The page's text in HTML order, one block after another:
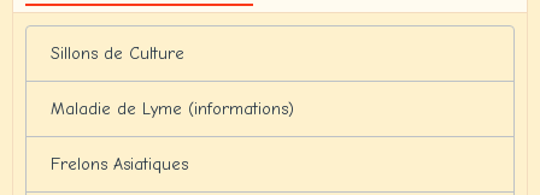
Sillons de Culture
Maladie de Lyme (informations)
Frelons Asiatiques